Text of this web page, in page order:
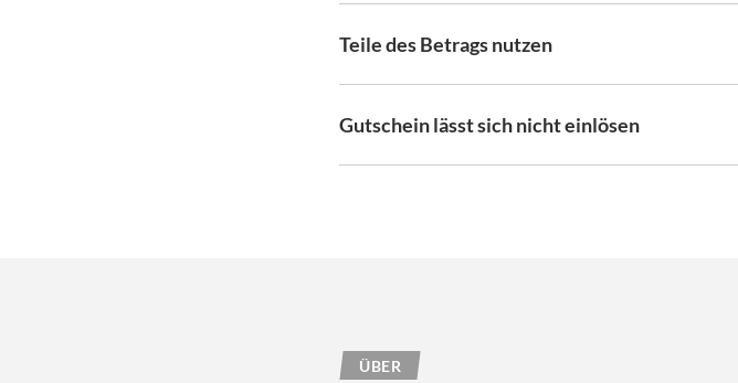
Teile des Betrags nutzen
Gutschein lässt sich nicht einlösen
ÜBER